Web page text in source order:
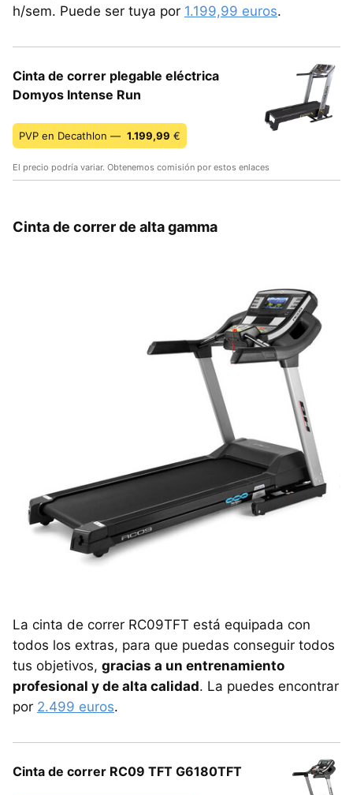
h/sem. Puede ser tuya por 1.199,99 euros.
Cinta de correr plegable eléctrica
Domyos Intense Run
PVP en Decathlon — 1.199,99 €
El precio podría variar. Obtenemos comisión por estos enlaces
Cinta de correr de alta gamma
La cinta de correr RC09TFT está equipada con
todos los extras, para que puedas conseguir todos
tus objetivos, gracias a un entrenamiento
profesional y de alta calidad. La puedes encontrar
por 2.499 euros.
Cinta de correr RC09 TFT G6180TFT